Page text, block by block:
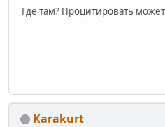
Где там? Процитировать
Karakurt